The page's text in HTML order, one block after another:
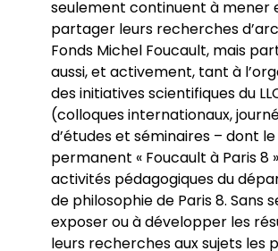
seulement continuent à mener
partager leurs recherches
Fonds Michel Foucault, mais
aussi, et activement, tant à
des initiatives scientifiques du
(colloques internationaux,
d’études et séminaires – dont
permanent « Foucault à Paris 8
activités pédagogiques du
de philosophie de Paris 8. Sans
exposer ou à développer les
leurs recherches aux sujets les